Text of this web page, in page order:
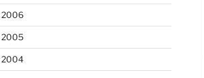
2006
2005
2004